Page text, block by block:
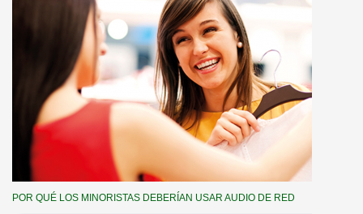
POR QUÉ LOS MINORISTAS DEBERÍAN USAR AUDIO DE RED